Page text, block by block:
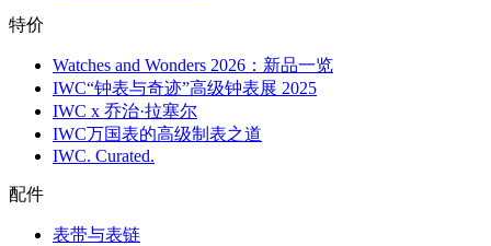
特价
Watches and Wonders 2026：新品一览
IWC“钟表与奇迹”高级钟表展 2025
IWC x 乔治·拉塞尔
IWC万国表的高级制表之道
IWC. Curated.
配件
表带与表链